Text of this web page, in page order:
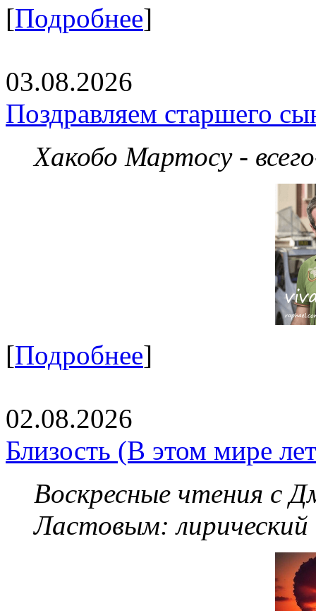
[Подробнее]
03.08.2026
Поздравляем старшего
Хакобо Мартосу -
[Подробнее]
02.08.2026
Близость (В этом мире
Воскресные чтения с
Ластовым: